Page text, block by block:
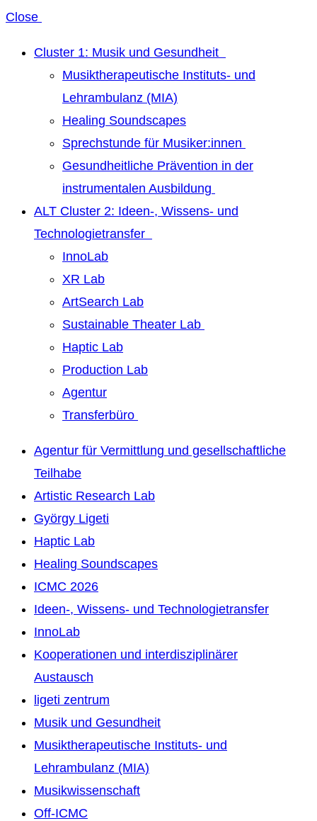
Close
Cluster 1: Musik und Gesundheit
Musiktherapeutische Instituts- und
Lehrambulanz (MIA)
Healing Soundscapes
Sprechstunde für Musiker:innen
Gesundheitliche Prävention in der
instrumentalen Ausbildung
ALT Cluster 2: Ideen-, Wissens- und
Technologietransfer
InnoLab
XR Lab
ArtSearch Lab
Sustainable Theater Lab
Haptic Lab
Production Lab
Agentur
Transferbüro
Agentur für Vermittlung und gesellschaftliche
Teilhabe
Artistic Research Lab
György Ligeti
Haptic Lab
Healing Soundscapes
ICMC 2026
Ideen-, Wissens- und Technologietransfer
InnoLab
Kooperationen und interdisziplinärer
Austausch
ligeti zentrum
Musik und Gesundheit
Musiktherapeutische Instituts- und
Lehrambulanz (MIA)
Musikwissenschaft
Off-ICMC